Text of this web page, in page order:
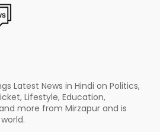
Latest News in Hindi on Politics,
Lifestyle, Education,
more from Mirzapur and is